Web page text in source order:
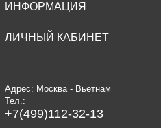
ИНФОРМАЦИЯ
ЛИЧНЫЙ КАБИНЕТ
Адрес: Москва - Вьетнам
Тел.:
+7(499)112-32-13